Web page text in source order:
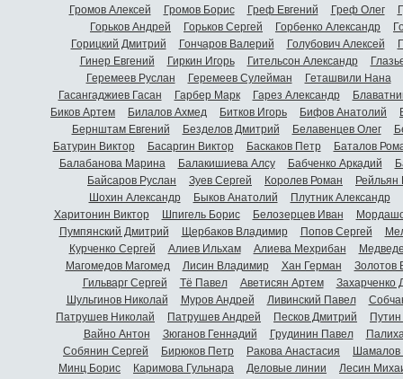
Громов Алексей
Громов Борис Греф Евгений Греф Олег
Горьков Андрей
Горьков Сергей Горбенко Александр
Горицкий Дмитрий
Гончаров Валерий Голубович Алексей
Гинер Евгений
Гиркин Игорь Гительсон Александр
Геремеев Руслан
Геремеев Сулейман
Геташвили Нана
Гасангаджиев Гасан
Гарбер Марк Гарез Александр
Биков Артем
Билалов Ахмед Битков Игорь Бифов Анатолий
Бернштам Евгений
Безделов Дмитрий Белавенцев Олег
Батурин Виктор
Басаргин Виктор Баскаков Петр
Баталов
Балабанова Марина
Балакишиева Алсу Бабченко Аркадий
Байсаров Руслан
Зуев Сергей Королев Роман
Шохин Александр
Быков Анатолий Плутник Александр
Харитонин Виктор
Шпигель Борис Белозерцев Иван
Пумпянский Дмитрий
Щербаков Владимир Попов Сергей
Курченко Сергей
Алиев Ильхам Алиева Мехрибан
Магомедов Магомед
Лисин Владимир Хан Герман
Золотов
Гильварг Сергей
Тё Павел Аветисян Артем
Захарченко
Шульгинов Николай
Муров Андрей Ливинский Павел
Патрушев Николай
Патрушев Андрей Песков Дмитрий
Вайно Антон
Зюганов Геннадий Грудинин Павел
Собянин Сергей
Бирюков Петр Ракова Анастасия
Шамалов
Минц Борис
Каримова Гульнара Деловые линии
Лесин